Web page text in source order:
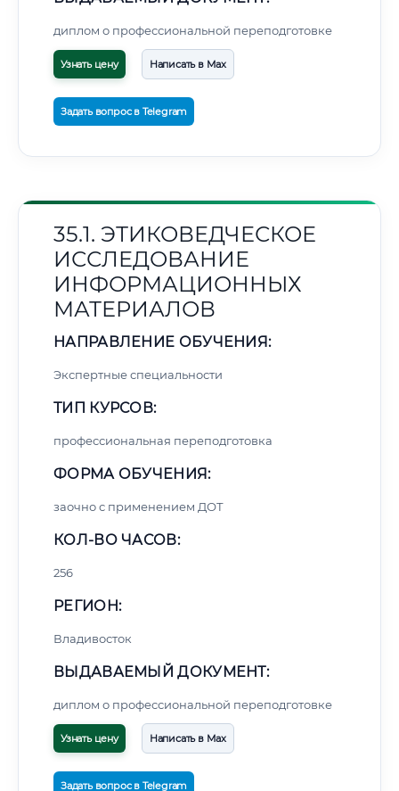
диплом о профессиональной переподготовке
Узнать цену Написать в Max
Задать вопрос в Telegram
35.1. ЭТИКОВЕДЧЕСКОЕ
ИССЛЕДОВАНИЕ
ИНФОРМАЦИОННЫХ
МАТЕРИАЛОВ
НАПРАВЛЕНИЕ ОБУЧЕНИЯ:
Экспертные специальности
ТИП КУРСОВ:
профессиональная переподготовка
ФОРМА ОБУЧЕНИЯ:
заочно с применением ДОТ
КОЛ-ВО ЧАСОВ:
256
РЕГИОН:
Владивосток
ВЫДАВАЕМЫЙ ДОКУМЕНТ:
диплом о профессиональной переподготовке
Узнать цену Написать в Max
Задать вопрос в Telegram